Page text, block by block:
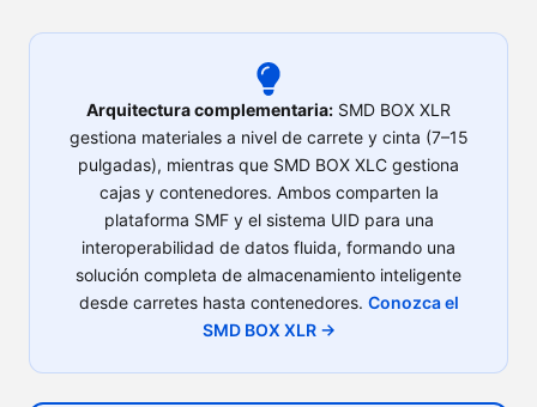
Arquitectura complementaria: SMD BOX XLR
gestiona materiales a nivel de carrete y cinta (7–15
pulgadas), mientras que SMD BOX XLC gestiona
cajas y contenedores. Ambos comparten la
plataforma SMF y el sistema UID para una
interoperabilidad de datos fluida, formando una
solución completa de almacenamiento inteligente
desde carretes hasta contenedores. Conozca el
SMD BOX XLR →